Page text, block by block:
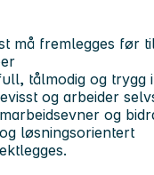
må fremlegges før
tålmodig og trygg
og arbeider
og
løsningsorientert